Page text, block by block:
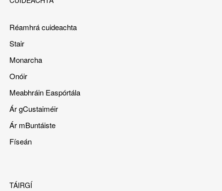
Réamhrá cuideachta
Stair
Monarcha
Onóir
Meabhráin Easpórtála
Ár gCustaiméir
Ár mBuntáiste
Físeán
TÁIRGÍ